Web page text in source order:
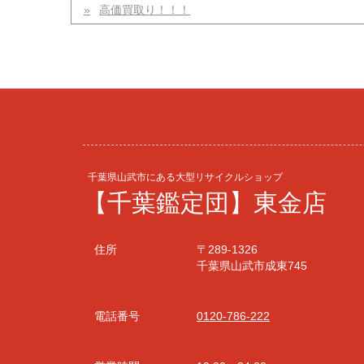
高価買取り！！！
千葉県山武市にある大型リサイクルショップ
【千葉鑑定団】東金店
住所
〒289-1326
千葉県山武市成東745
電話番号 0120-786-222